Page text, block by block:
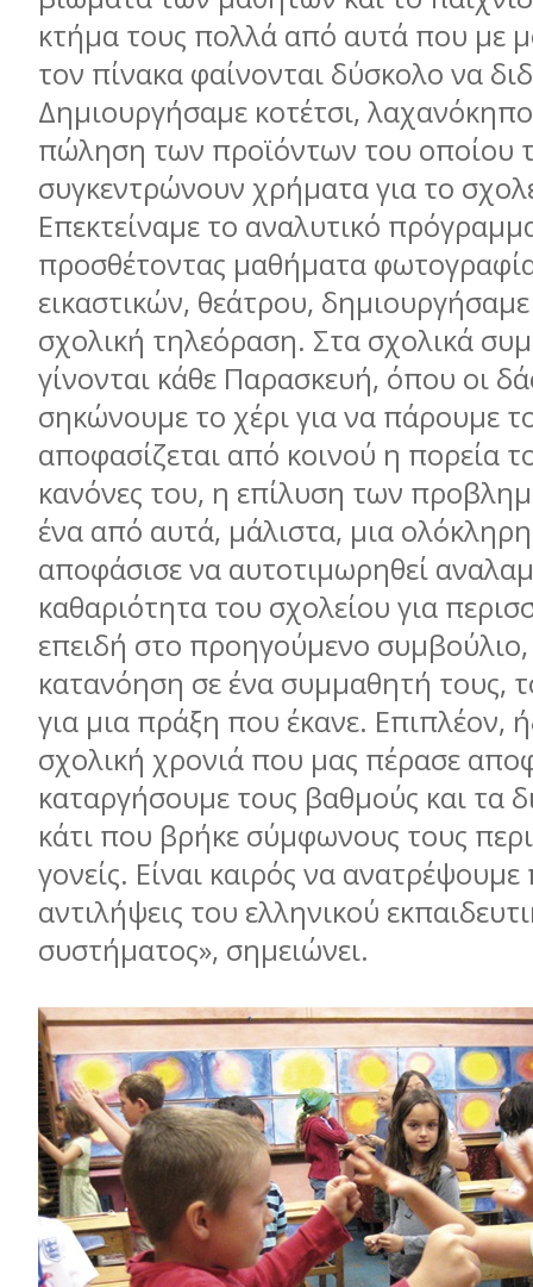
κτήµα τους πολλά από αυτά που µε
τον πίνακα φαίνονται δύσκολο να
Δηµιουργήσαµε κοτέτσι,
πώληση των προϊόντων του οποίου
συγκεντρώνουν χρήµατα για το
Επεκτείναµε το αναλυτικό
προσθέτοντας µαθήµατα
εικαστικών, θεάτρου,
σχολική τηλεόραση. Στα σχολικά
γίνονται κάθε Παρασκευή, όπου οι
σηκώνουµε το χέρι για να πάρουµε
αποφασίζεται από κοινού η πορεία
κανόνες του, η επίλυση των
ένα από αυτά, µάλιστα, µια
αποφάσισε να αυτοτιµωρηθεί
καθαριότητα του σχολείου για
επειδή στο προηγούµενο συµβούλιο,
κατανόηση σε ένα συµµαθητή τους,
για µια πράξη που έκανε. Επιπλέον,
σχολική χρονιά που µας πέρασε
καταργήσουµε τους βαθµούς και τα
κάτι που βρήκε σύµφωνους τους
γονείς. Είναι καιρός να
αντιλήψεις του ελληνικoύ
συστήµατος», σηµειώνει.